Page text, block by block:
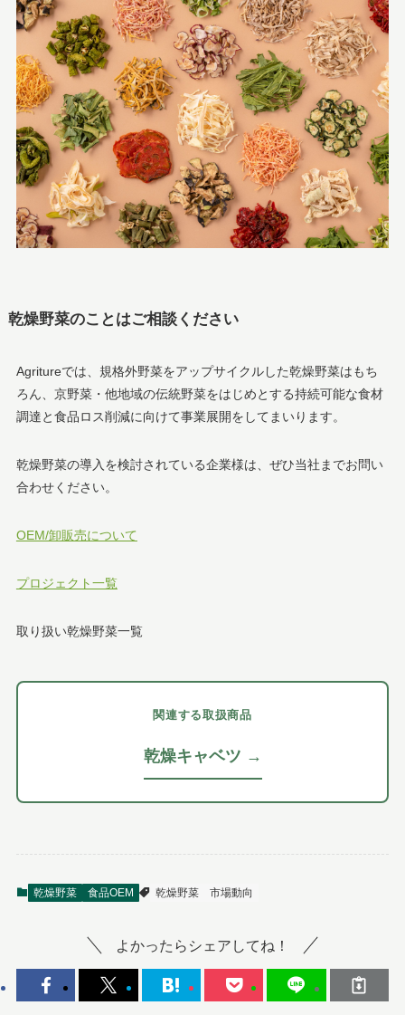
乾燥野菜のことはご相談ください
Agritureでは、規格外野菜をアップサイクルした乾燥野菜はもち
ろん、京野菜・他地域の伝統野菜をはじめとする持続可能な食材
調達と食品ロス削減に向けて事業展開をしてまいります。
乾燥野菜の導入を検討されている企業様は、ぜひ当社までお問い
合わせください。
OEM/卸販売について
プロジェクト一覧
取り扱い乾燥野菜一覧
関連する取扱商品
乾燥キャベツ →
乾燥野菜 食品OEM 乾燥野菜 市場動向
よかったらシェアしてね！